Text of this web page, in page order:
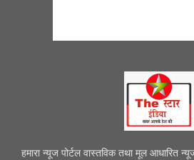
हमारा न्यूज पोर्टल वास्तविक तथा मूल आधारित